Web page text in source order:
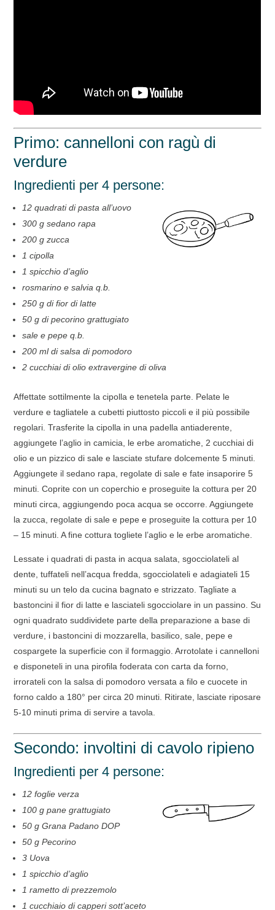
Primo: cannelloni con ragù di
verdure
Ingredienti per 4 persone:
12 quadrati di pasta all’uovo
300 g sedano rapa
200 g zucca
1 cipolla
1 spicchio d’aglio
rosmarino e salvia q.b.
250 g di fior di latte
50 g di pecorino grattugiato
sale e pepe q.b.
200 ml di salsa di pomodoro
2 cucchiai di olio extravergine di oliva
Affettate sottilmente la cipolla e tenetela parte. Pelate le
verdure e tagliatele a cubetti piuttosto piccoli e il più possibile
regolari. Trasferite la cipolla in una padella antiaderente,
aggiungete l’aglio in camicia, le erbe aromatiche, 2 cucchiai di
olio e un pizzico di sale e lasciate stufare dolcemente 5 minuti.
Aggiungete il sedano rapa, regolate di sale e fate insaporire 5
minuti. Coprite con un coperchio e proseguite la cottura per 20
minuti circa, aggiungendo poca acqua se occorre. Aggiungete
la zucca, regolate di sale e pepe e proseguite la cottura per 10
– 15 minuti. A fine cottura togliete l’aglio e le erbe aromatiche.
Lessate i quadrati di pasta in acqua salata, sgocciolateli al
dente, tuffateli nell’acqua fredda, sgocciolateli e adagiateli 15
minuti su un telo da cucina bagnato e strizzato. Tagliate a
bastoncini il fior di latte e lasciateli sgocciolare in un passino. Su
ogni quadrato suddividete parte della preparazione a base di
verdure, i bastoncini di mozzarella, basilico, sale, pepe e
cospargete la superficie con il formaggio. Arrotolate i cannelloni
e disponeteli in una pirofila foderata con carta da forno,
irrorateli con la salsa di pomodoro versata a filo e cuocete in
forno caldo a 180° per circa 20 minuti. Ritirate, lasciate riposare
5-10 minuti prima di servire a tavola.
Secondo: involtini di cavolo ripieno
Ingredienti per 4 persone:
12 foglie verza
100 g pane grattugiato
50 g Grana Padano DOP
50 g Pecorino
3 Uova
1 spicchio d’aglio
1 rametto di prezzemolo
1 cucchiaio di capperi sott’aceto